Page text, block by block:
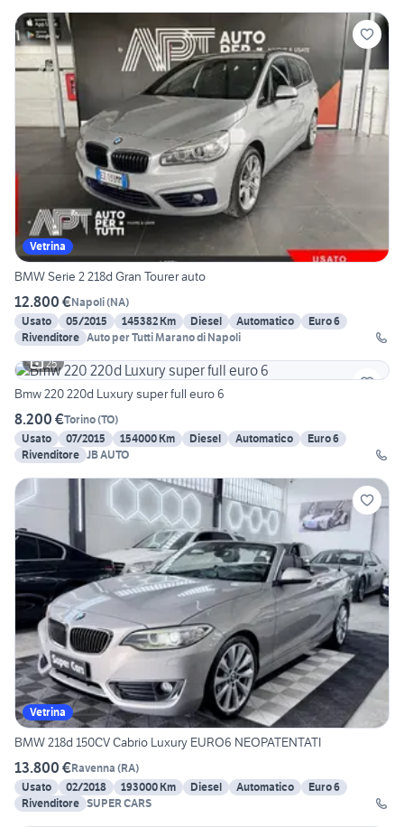
Vetrina
BMW Serie 2 218d Gran Tourer auto
12.800 €Napoli(NA)
Usato
05/2015 145382 Km Diesel Automatico
Euro 6
Rivenditore Auto per Tutti Marano di Napoli
25
Bmw 220 220d Luxury super full euro 6
8.200 €Torino(TO)
Usato
07/2015 154000 Km Diesel Automatico
Euro 6
Rivenditore JB AUTO
Vetrina
BMW 218d 150CV Cabrio Luxury EURO6 NEOPATENTATI
13.800 €Ravenna (RA)
Usato
02/2018 193000 Km Diesel Automatico
Euro 6
Rivenditore SUPER CARS